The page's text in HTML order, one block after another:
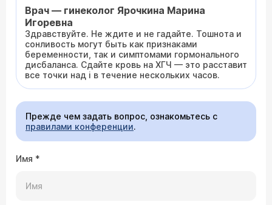
Врач — гинеколог Ярочкина Марина
Игоревна
Здравствуйте. Не ждите и не гадайте. Тошнота и
сонливость могут быть как признаками
беременности, так и симптомами гормонального
дисбаланса. Сдайте кровь на ХГЧ — это расставит
все точки над i в течение нескольких часов.
Прежде чем задать вопрос, ознакомьтесь с
правилами конференции.
Имя *